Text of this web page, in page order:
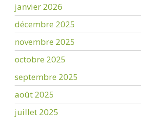
janvier 2026
décembre 2025
novembre 2025
octobre 2025
septembre 2025
août 2025
juillet 2025